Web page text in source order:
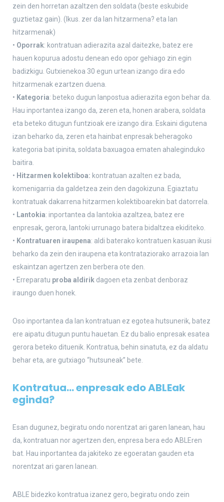
zein den horretan azaltzen den soldata (beste eskubide
guztietaz gain). (Ikus. zer da lan hitzarmena? eta lan
hitzarmenak)
• Oporrak: kontratuan adierazita azal daitezke, batez ere
hauen kopurua adostu denean edo opor gehiago zin egin
badizkigu. Gutxienekoa 30 egun urtean izango dira edo
hitzarmenak ezartzen duena.
• Kategoria: beteko dugun lanpostua adierazita egon behar da.
Hau inportantea izango da, zeren eta, honen arabera, soldata
eta beteko ditugun funtzioak ere izango dira. Eskaini digutena
izan beharko da, zeren eta hainbat enpresak beheragoko
kategoria bat ipinita, soldata baxuagoa ematen ahaleginduko
baitira.
• Hitzarmen kolektiboa: kontratuan azalten ez bada,
komenigarria da galdetzea zein den dagokizuna. Egiaztatu
kontratuak dakarrena hitzarmen kolektiboarekin bat datorrela.
• Lantokia: inportantea da lantokia azaltzea, batez ere
enpresak, gerora, lantoki urrunago batera bidaltzea ekiditeko.
• Kontratuaren iraupena: aldi baterako kontratuen kasuan ikusi
beharko da zein den iraupena eta kontrataziorako arrazoia lan
eskaintzan agertzen zen berbera ote den.
• Erreparatu proba aldirik dagoen eta zenbat denboraz
iraungo duen honek.
Oso inportantea da lan kontratuan ez egotea hutsunerik, batez
ere aipatu ditugun puntu hauetan. Ez du balio enpresak esatea
gerora beteko dituenik. Kontratua, behin sinatuta, ez da aldatu
behar eta, are gutxiago “hutsuneak” bete.
Kontratua… enpresak edo ABLEak
eginda?
Esan dugunez, begiratu ondo norentzat ari garen lanean, hau
da, kontratuan nor agertzen den, enpresa bera edo ABLEren
bat. Hau inportantea da jakiteko ze egoeratan gauden eta
norentzat ari garen lanean.
ABLE bidezko kontratua izanez gero, begiratu ondo zein